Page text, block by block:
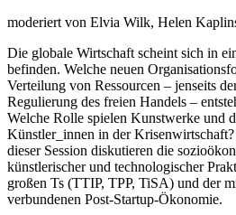
moderiert von Elvia Wilk, Helen
Die globale Wirtschaft scheint sich in
befinden. Welche neuen
Verteilung von Ressourcen – jenseits
Regulierung des freien Handels –
Welche Rolle spielen Kunstwerke und
Künstler_innen in der
dieser Session diskutieren die
künstlerischer und technologischer
großen Ts (TTIP, TPP, TiSA) und der
verbundenen Post-Startup-Ökonomie.